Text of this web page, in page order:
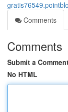
Comments
Comments
Submit a
No HTML